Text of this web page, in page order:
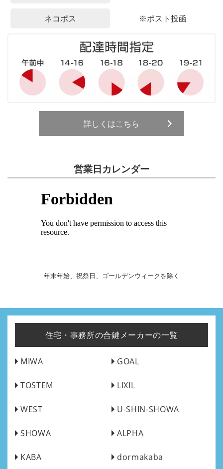
ネコポス ※ポスト投函
詳しくはこちら
営業日カレンダー
年末年始、祝祭日、ゴールデンウィークを除く
住宅・事務所の合鍵メーカーの一覧
MIWA GOAL
TOSTEM LIXIL
WEST U-SHIN-SHOWA
SHOWA ALPHA
KABA dormakaba